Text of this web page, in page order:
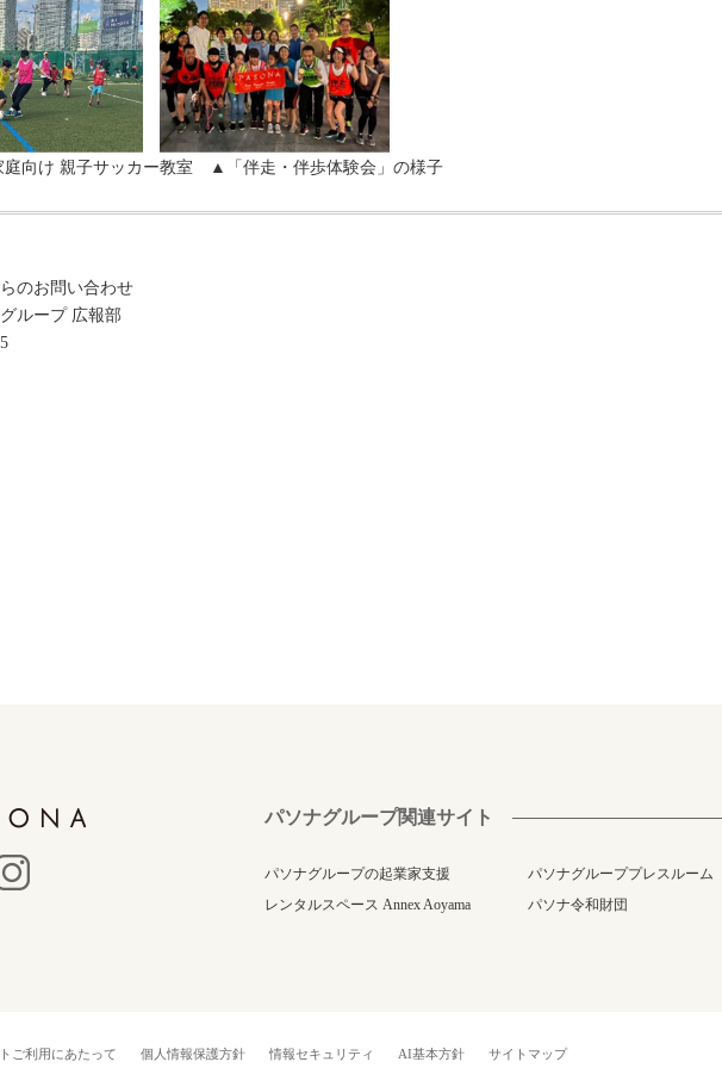
庭向け 親子サッカー教室 ▲「伴走・伴歩体験会」の様子
のお問い合わせ
ループ 広報部
パソナグループ関連サイト
パソナグループの起業家支援 パソナグループプレスルーム
レンタルスペース Annex Aoyama
パソナ令和財団
ご利用にあたって 個人情報保護方針 情報セキュリティ AI基本方針 サイトマップ